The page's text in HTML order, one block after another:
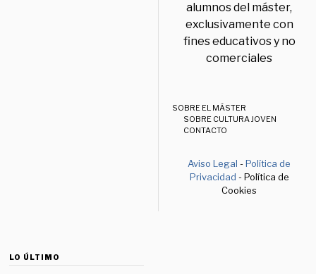
alumnos del máster,
exclusivamente con
fines educativos y no
comerciales
SOBRE EL MÁSTER
SOBRE CULTURA JOVEN
CONTACTO
Aviso Legal -Política de
Privacidad - Política de
Cookies
LO ÚLTIMO